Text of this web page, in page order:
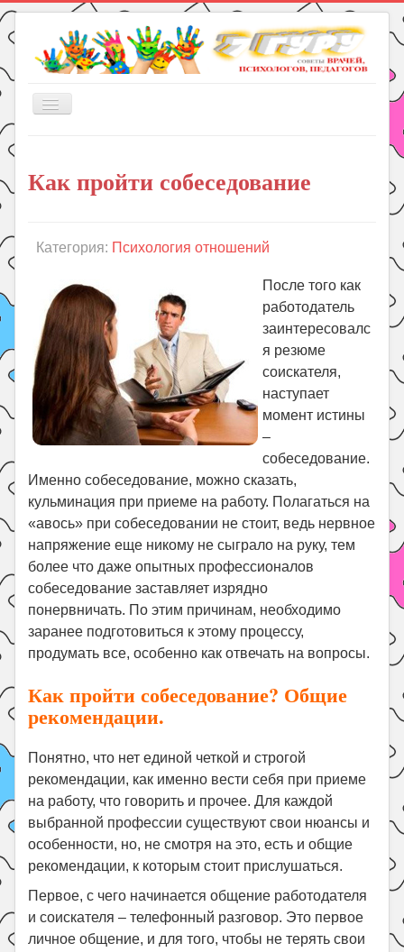
Включить/
Книги
Подготовка к школе
ГДЗ
Праздники
Психология
Летом!
Поиск
Как пройти собеседование
Категория: Психология отношений
После того как
работодатель
заинтересовалс
я резюме
соискателя,
наступает
момент истины
–
собеседование.
Именно собеседование, можно сказать,
кульминация при приеме на работу. Полагаться на
«авось» при собеседовании не стоит, ведь нервное
напряжение еще никому не сыграло на руку, тем
более что даже опытных профессионалов
собеседование заставляет изрядно
понервничать. По этим причинам, необходимо
заранее подготовиться к этому процессу,
продумать все, особенно как отвечать на вопросы.
Как пройти собеседование? Общие
рекомендации.
Понятно, что нет единой четкой и строгой
рекомендации, как именно вести себя при приеме
на работу, что говорить и прочее. Для каждой
выбранной профессии существуют свои нюансы и
особенности, но, не смотря на это, есть и общие
рекомендации, к которым стоит прислушаться.
Первое, с чего начинается общение работодателя
и соискателя – телефонный разговор. Это первое
личное общение, и для того, чтобы не терять свои